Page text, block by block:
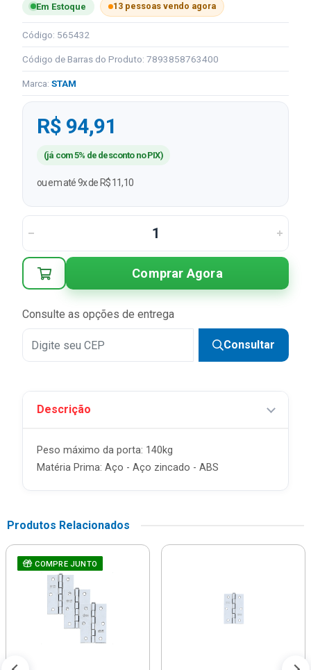
Em Estoque 13 pessoas vendo agora
Código: 565432
Código de Barras do Produto: 7893858763400
Marca: STAM
R$ 94,91
(já com 5% de desconto no PIX)
ou em até 9x de R$ 11,10
Comprar Agora
Consulte as opções de entrega
Consultar
Descrição
Peso máximo da porta: 140kg
Matéria Prima: Aço - Aço zincado - ABS
Produtos Relacionados
COMPRE JUNTO